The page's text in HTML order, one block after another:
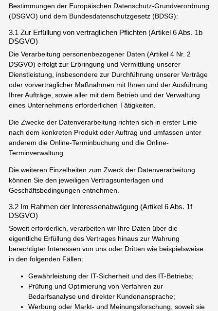
Bestimmungen der Europäischen Datenschutz-Grundverordnung
(DSGVO) und dem Bundesdatenschutzgesetz (BDSG):
3.1 Zur Erfüllung von vertraglichen Pflichten (Artikel 6 Abs. 1b
DSGVO)
Die Verarbeitung personenbezogener Daten (Artikel 4 Nr. 2
DSGVO) erfolgt zur Erbringung und Vermittlung unserer
Dienstleistung, insbesondere zur Durchführung unserer Verträge
oder vorvertraglicher Maßnahmen mit Ihnen und der Ausführung
Ihrer Aufträge, sowie aller mit dem Betrieb und der Verwaltung
eines Unternehmens erforderlichen Tätigkeiten.
Die Zwecke der Datenverarbeitung richten sich in erster Linie
nach dem konkreten Produkt oder Auftrag und umfassen unter
anderem die Online-Terminbuchung und die Online-
Terminverwaltung.
Die weiteren Einzelheiten zum Zweck der Datenverarbeitung
können Sie den jeweiligen Vertragsunterlagen und
Geschäftsbedingungen entnehmen.
3.2 Im Rahmen der Interessenabwägung (Artikel 6 Abs. 1f
DSGVO)
Soweit erforderlich, verarbeiten wir Ihre Daten über die
eigentliche Erfüllung des Vertrages hinaus zur Wahrung
berechtigter Interessen von uns oder Dritten wie beispielsweise
in den folgenden Fällen:
Gewährleistung der IT-Sicherheit und des IT-Betriebs;
Prüfung und Optimierung von Verfahren zur
Bedarfsanalyse und direkter Kundenansprache;
Werbung oder Markt- und Meinungsforschung, soweit sie